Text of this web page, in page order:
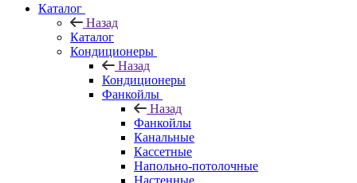
Каталог
Назад
Каталог
Кондиционеры
Назад
Кондиционеры
Фанкойлы
Назад
Фанкойлы
Канальные
Кассетные
Напольно-потолочные
Настенные